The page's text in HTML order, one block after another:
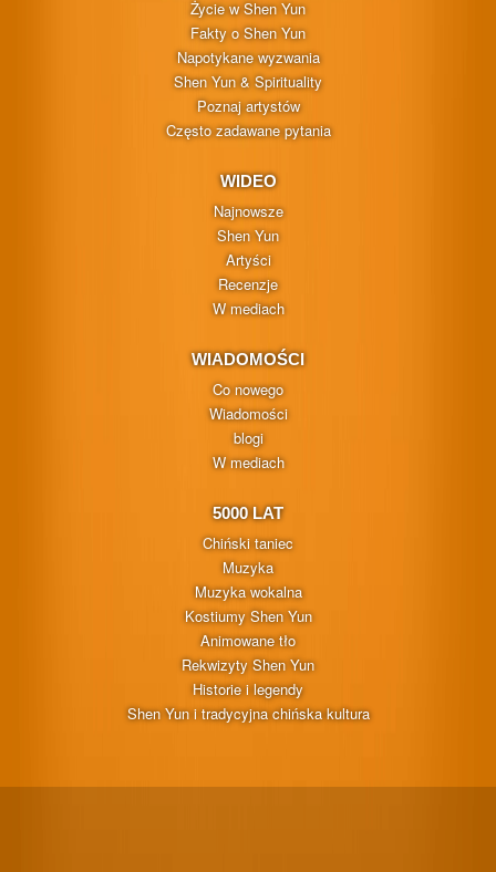
Życie w Shen Yun
Fakty o Shen Yun
Napotykane wyzwania
Shen Yun & Spirituality
Poznaj artystów
Często zadawane pytania
WIDEO
Najnowsze
Shen Yun
Artyści
Recenzje
W mediach
WIADOMOŚCI
Co nowego
Wiadomości
blogi
W mediach
5000 LAT
Chiński taniec
Muzyka
Muzyka wokalna
Kostiumy Shen Yun
Animowane tło
Rekwizyty Shen Yun
Historie i legendy
Shen Yun i tradycyjna chińska kultura